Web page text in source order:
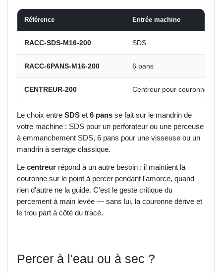
Référence Entrée machine
RACC-SDS-M16-200 SDS
RACC-6PANS-M16-200 6 pans
CENTREUR-200 Centreur pour couronne
Le choix entre SDS et 6 pans se fait sur le mandrin de
votre machine : SDS pour un perforateur ou une perceuse
à emmanchement SDS, 6 pans pour une visseuse ou un
mandrin à serrage classique.
Le centreur répond à un autre besoin : il maintient la
couronne sur le point à percer pendant l'amorce, quand
rien d'autre ne la guide. C'est le geste critique du
percement à main levée — sans lui, la couronne dérive et
le trou part à côté du tracé.
Percer à l'eau ou à sec ?